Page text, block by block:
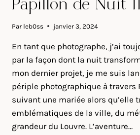
Papillon de Nuit
Par leb0ss janvier 3, 2024
En tant que photographe, j’ai
par la façon dont la nuit
mon dernier projet, je me suis
périple photographique à travers
suivant une mariée alors qu’elle
emblématiques de la ville, du
grandeur du Louvre. L’aventure…